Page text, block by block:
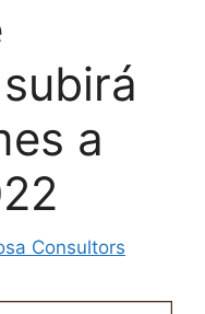
a
Consultors